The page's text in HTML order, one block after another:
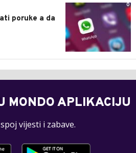
0
poruke a da
MONDO APLIKACIJU
vijesti i zabave.